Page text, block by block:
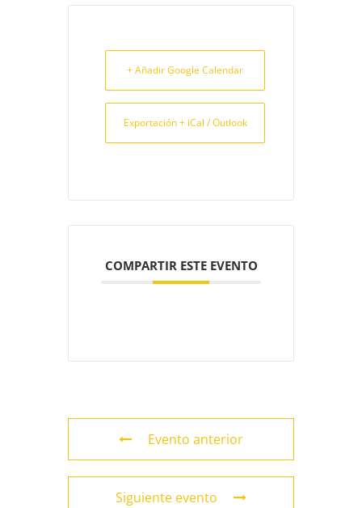
+ Añadir Google Calendar
Exportación + iCal / Outlook
COMPARTIR ESTE EVENTO
Evento anterior
Siguiente evento